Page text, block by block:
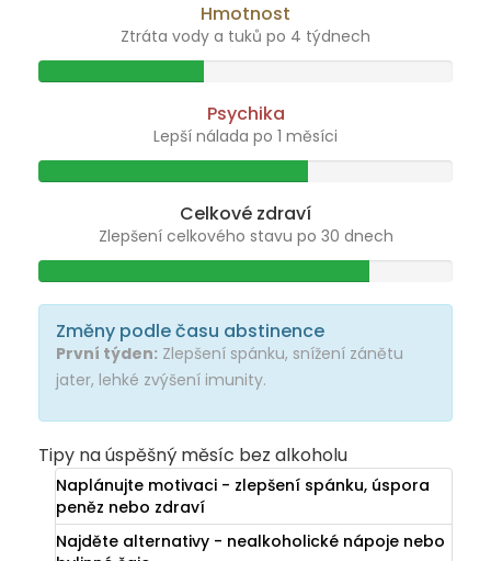
Hmotnost
Ztráta vody a tuků po 4 týdnech
Psychika
Lepší nálada po 1 měsíci
Celkové zdraví
Zlepšení celkového stavu po 30 dnech
Změny podle času abstinence
První týden: Zlepšení spánku, snížení zánětu
jater, lehké zvýšení imunity.
Tipy na úspěšný měsíc bez alkoholu
Naplánujte motivaci - zlepšení spánku, úspora
peněz nebo zdraví
Najděte alternativy - nealkoholické nápoje nebo